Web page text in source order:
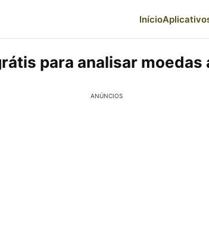
Início
para analisar moedas
ANÚNCIOS